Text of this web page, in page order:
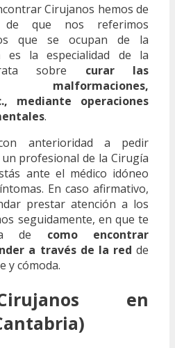
Cirujanos hemos de
que nos referimos
que se ocupan de la
es la especialidad de la
sobre curar las
malformaciones,
mediante operaciones
.
anterioridad a pedir
profesional de la Cirugía
ante el médico idóneo
En caso afirmativo,
prestar atención a los
seguidamente, en que te
de como encontrar
a través de la red de
y cómoda.
en